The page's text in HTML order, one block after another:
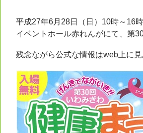
平成27年6月28日（日）10時～16時
イベントホール赤れんがにて、第
残念ながら公式な情報はweb上に